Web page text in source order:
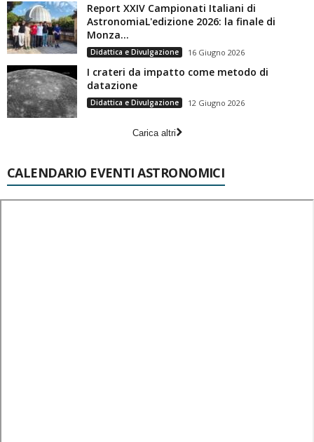
Report XXIV Campionati Italiani di
AstronomiaL'edizione 2026: la finale di
Monza...
Didattica e Divulgazione 16 Giugno 2026
I crateri da impatto come metodo di
datazione
Didattica e Divulgazione 12 Giugno 2026
Carica altri
CALENDARIO EVENTI ASTRONOMICI